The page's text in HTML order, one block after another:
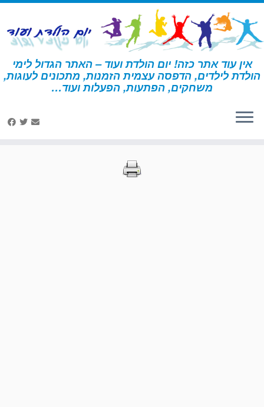
דלג
לתוכן
אין עוד אתר כזה! יום הולדת ועוד – האתר הגדול לימי
הולדת לילדים, הדפסה עצמית הזמנות, מתכונים לעוגות,
משחקים, הפתעות, הפעלות ועוד… דף הבית » הדפסות – אפייה ובישול » עמוד 40
הדפסות – אפייה ובישול